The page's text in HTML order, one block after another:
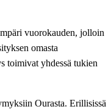
vuorokauden, jolloin
omasta
toimivat yhdessä tukien
Ourasta. Erillisissä